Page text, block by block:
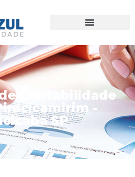
Contabilidade
-
SP